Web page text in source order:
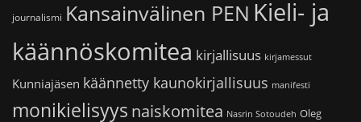
journalismi Kansainvälinen PEN Kieli- ja
käännöskomitea kirjallisuus kirjamessut
Kunniajäsen käännetty kaunokirjallisuus manifesti
monikielisyys naiskomitea Nasrin Sotoudeh Oleg